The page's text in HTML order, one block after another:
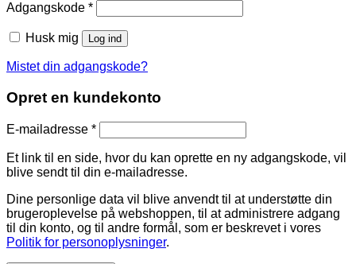
Adgangskode *
Husk mig Log ind
Mistet din adgangskode?
Opret en kundekonto
E-mailadresse *
Et link til en side, hvor du kan oprette en ny adgangskode, vil
blive sendt til din e-mailadresse.
Dine personlige data vil blive anvendt til at understøtte din
brugeroplevelse på webshoppen, til at administrere adgang
til din konto, og til andre formål, som er beskrevet i vores
Politik for personoplysninger.